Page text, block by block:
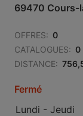
69470 Cours-
OFFRES: 0
CATALOGUES: 0
DISTANCE:
Fermé
Lundi - Jeudi